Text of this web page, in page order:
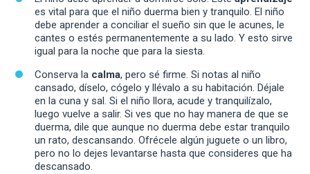
es vital para que el niño duerma bien y tranquilo. El niño
debe aprender a conciliar el sueño sin que le acunes, le
cantes o estés permanentemente a su lado. Y esto sirve
igual para la noche que para la siesta.
Conserva la calma, pero sé firme. Si notas al niño
cansado, díselo, cógelo y llévalo a su habitación. Déjale
en la cuna y sal. Si el niño llora, acude y tranquilízalo,
luego vuelve a salir. Si ves que no hay manera de que se
duerma, dile que aunque no duerma debe estar tranquilo
un rato, descansando. Ofrécele algún juguete o un libro,
pero no lo dejes levantarse hasta que consideres que ha
descansado.